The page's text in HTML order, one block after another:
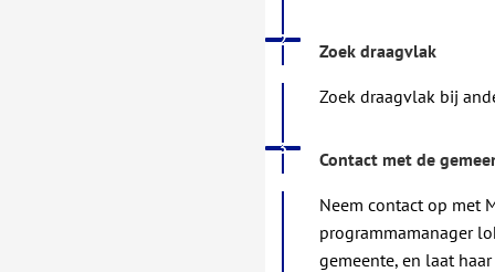
Zoek draagvlak
Status: Actief
Opvolgingsnummer:
2
Zoek draagvlak bij
Contact met de
Status: Actief
Opvolgingsnummer:
3
Neem contact op met
programmamanager
gemeente, en laat